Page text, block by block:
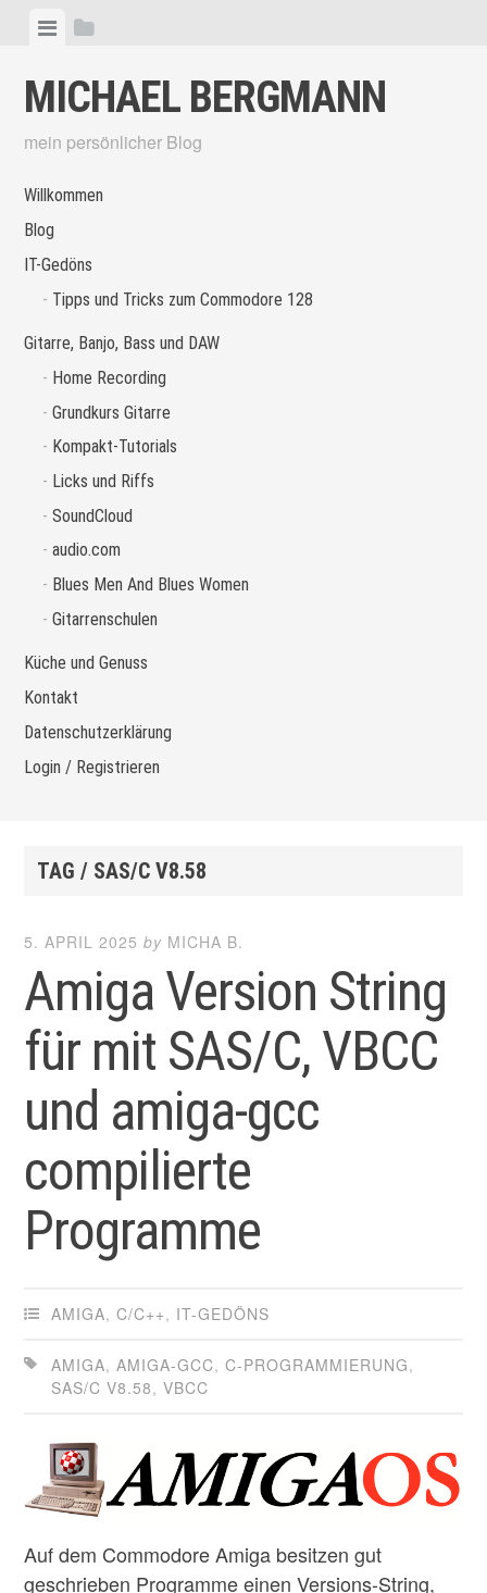
Skip
content
ViewView
MICHAEL BERGMANN
mein persönlicher Blog
Willkommen
Blog
IT-Gedöns
Tipps und Tricks zum Commodore 128
Gitarre, Banjo, Bass und DAW
Home Recording
Grundkurs Gitarre
Kompakt-Tutorials
Licks und Riffs
SoundCloud
audio.com
Blues Men And Blues Women
Gitarrenschulen
Küche und Genuss
Kontakt
Datenschutzerklärung
Login / Registrieren
TAG / SAS/C V8.58
5. APRIL 2025 by MICHA B.
Amiga Version String
für mit SAS/C, VBCC
und amiga-gcc
compilierte
Programme
AMIGA,C/C++, IT-GEDÖNS
AMIGA,AMIGA-GCC,C-PROGRAMMIERUNG,
SAS/C V8.58,VBCC
Auf dem Commodore Amiga besitzen gut
geschrieben Programme einen Versions-String,